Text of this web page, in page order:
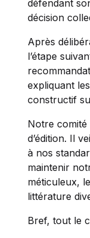
défendant
décision
Après
l’étape
expliquant
constructif
Notre comité
d’édition. Il
à nos
maintenir
méticuleux,
littérature
Bref, tout le